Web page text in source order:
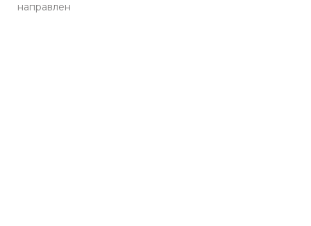
направлен